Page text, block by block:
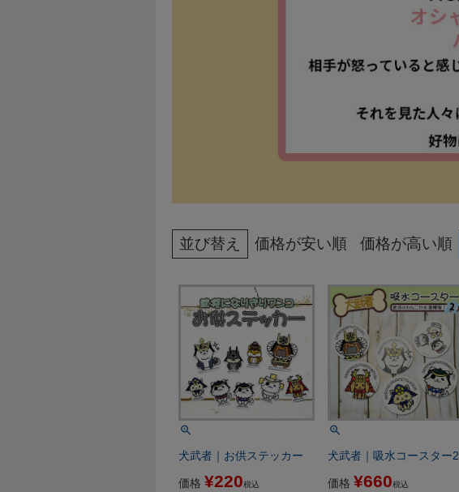
並び替え 価格が安い順 価格が高い順
犬武者｜お供ステッカー
価格 ¥220税込
犬武者｜吸水コースター2
価格 ¥660税込